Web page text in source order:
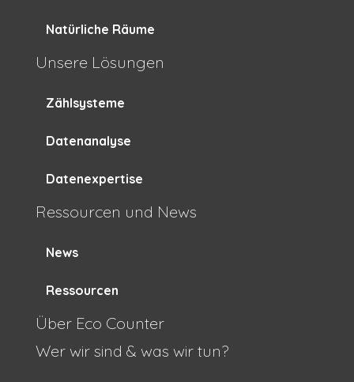
Natürliche Räume
Unsere Lösungen
Zählsysteme
Datenanalyse
Datenexpertise
Ressourcen und News
News
Ressourcen
Über Eco Counter
Wer wir sind & was wir tun?